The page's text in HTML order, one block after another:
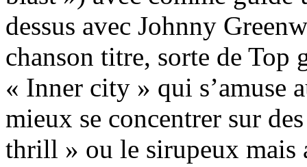
dessus avec Johnny
chanson titre, sorte de Top
« Inner city » qui s’amuse
mieux se concentrer sur
thrill » ou le sirupeux mais